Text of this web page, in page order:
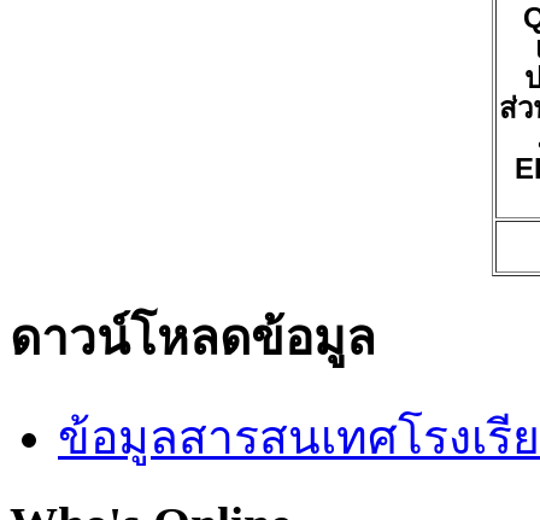
ส่ว
ดาวน์โหลดข้อมูล
ข้อมูลสารสนเทศโรงเรี